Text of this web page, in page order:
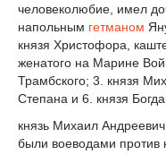
человеколюбие, имел
напольным гетманом
князя Христофора,
женатого на Марине
Трамбского; 3. князя
Степана и 6. князя
князь Михаил
были воеводами против